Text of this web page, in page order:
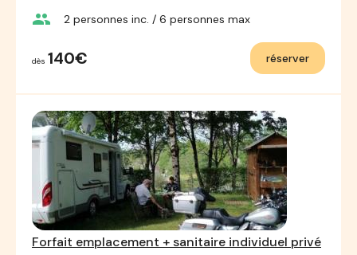
group 2 personnes inc. / 6 personnes max
dès 140€ réserver
Forfait emplacement + sanitaire individuel privé